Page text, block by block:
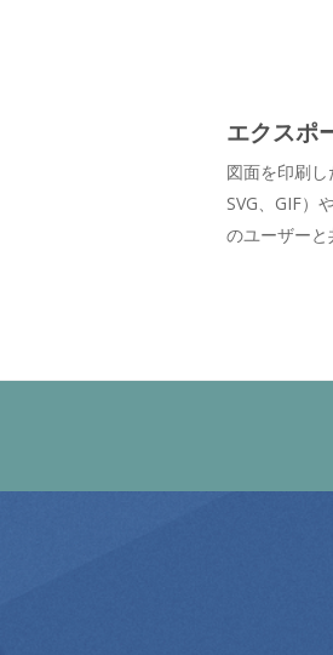
エクスポ
図面を印刷し
SVG、GIF）
のユーザーと